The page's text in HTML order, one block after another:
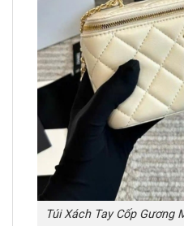
Túi Xách Tay Cốp Gương